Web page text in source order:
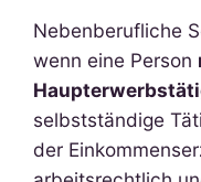
Nebenberufliche
wenn eine Person
selbstständige
der